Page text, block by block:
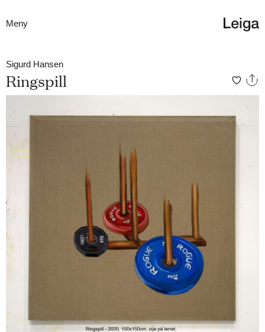
Meny
Sigurd Hansen
Ringspill